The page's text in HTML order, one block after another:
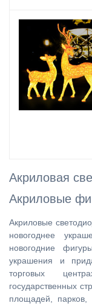
Акриловая
Акриловые
Акриловые
новогоднее
новогодние
украшения и
торговых
государственных
площадей,